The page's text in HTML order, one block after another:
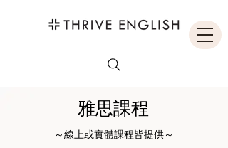
​雅思課程
​～線上或實體課程皆提供～